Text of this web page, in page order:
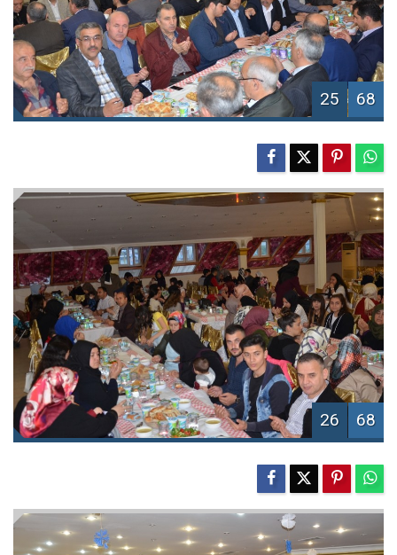
25 68
26 68